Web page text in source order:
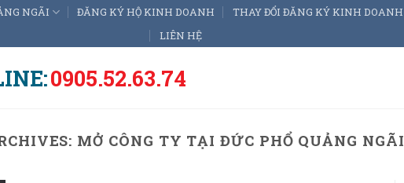
NGÃI ĐĂNG KÝ HỘ KINH DOANH THAY ĐỔI ĐĂNG KÝ KINH DOANH
LIÊN HỆ
0905.52.63.74
MỞ CÔNG TY TẠI ĐỨC PHỔ QUẢNG NGÃI